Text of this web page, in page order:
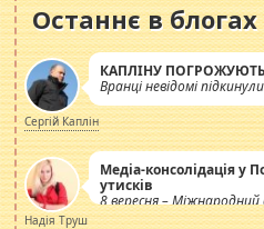
Останнє в блогах
КАПЛІНУ
Вранці невідомі
Сергій Каплін
Медіа-консолідація у
утисків
8 вересня – Міжнародний
журналістів.
Надія Труш